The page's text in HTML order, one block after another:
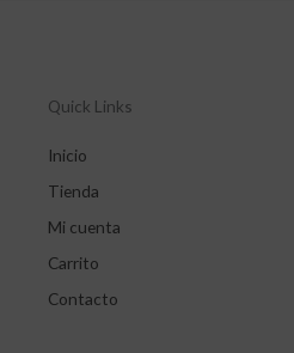
Quick Links
Inicio
Tienda
Mi cuenta
Carrito
Contacto